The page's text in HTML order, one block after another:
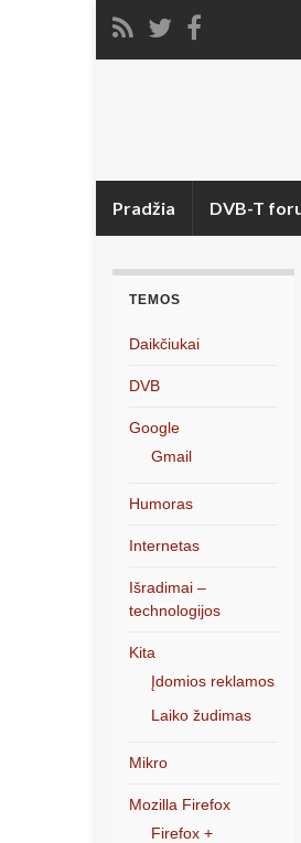
Pradžia DVB-T
TEMOS
Daikčiukai
DVB
Google
Gmail
Humoras
Internetas
Išradimai –
technologijos
Kita
Įdomios reklamos
Laiko žudimas
Mikro
Mozilla Firefox
Firefox +